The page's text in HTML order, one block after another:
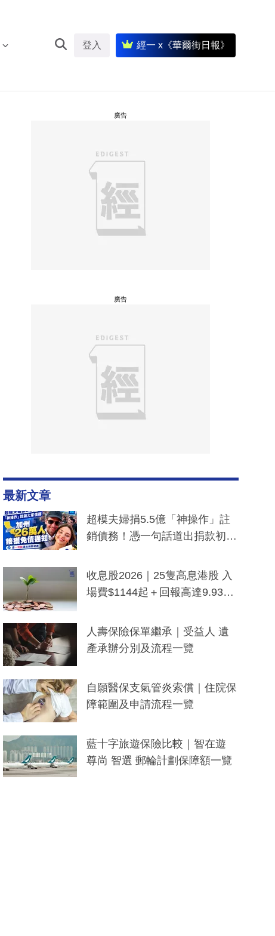
登入 經一 x《華爾街日報》
廣告
廣告
最新文章
超模夫婦捐5.5億「神操作」註
銷債務！憑一句話道出捐款初
一度被誤當詐騙手段
收息股2026｜25隻高息港股 入
場費$1144起＋回報高達9.93
人壽保險保單繼承｜受益人 遺
產承辦分別及流程一覽
自願醫保支氣管炎索償｜住院保
障範圍及申請流程一覽
藍十字旅遊保險比較｜智在遊
尊尚 智選 郵輪計劃保障額一覽